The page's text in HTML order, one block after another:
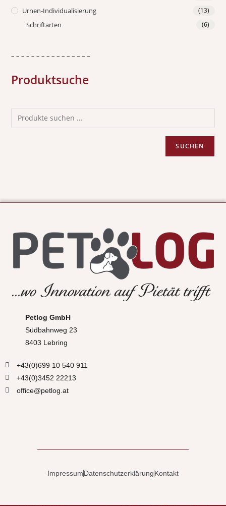
Urnen-Individualisierung (13)
Schriftarten (6)
– – – – – – – – – – – – – – – –
Produktsuche
SUCHEN
Petlog GmbH
Südbahnweg 23
8403 Lebring
+43(0)699 10 540 911
+43(0)3452 22213
office@petlog.at
ImpressumDatenschutzerklärungKontakt